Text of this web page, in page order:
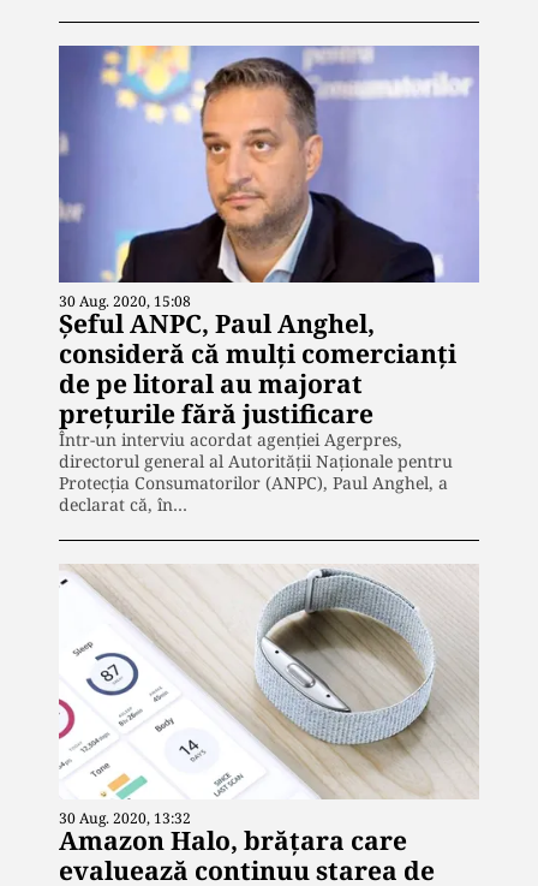
30 Aug. 2020, 15:08
Șeful ANPC, Paul Anghel,
consideră că mulți comercianți
de pe litoral au majorat
prețurile fără justificare
Într-un interviu acordat agenției Agerpres,
directorul general al Autorităţii Naţionale pentru
Protecţia Consumatorilor (ANPC), Paul Anghel, a
declarat că, în…
30 Aug. 2020, 13:32
Amazon Halo, brățara care
evaluează continuu starea de